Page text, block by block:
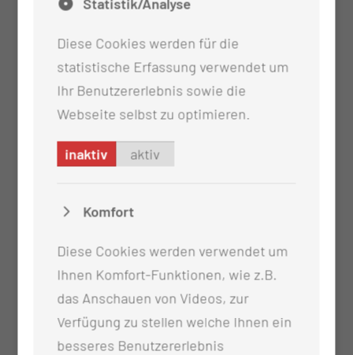
PICC-Line Implantationen
Statistik/Analyse
Diese Cookies werden für die
statistische Erfassung verwendet um
Ihr Benutzererlebnis sowie die
Webseite selbst zu optimieren.
inaktiv aktiv
Komfort
Diese Cookies werden verwendet um
Ihnen Komfort-Funktionen, wie z.B.
das Anschauen von Videos, zur
Verfügung zu stellen welche Ihnen ein
besseres Benutzererlebnis